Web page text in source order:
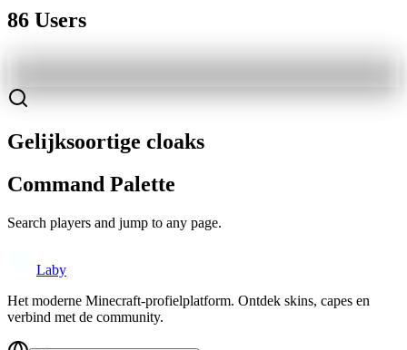
86 Users
Gelijksoortige cloaks
Command Palette
Search players and jump to any page.
Laby
Het moderne Minecraft-profielplatform. Ontdek skins, capes en
verbind met de community.